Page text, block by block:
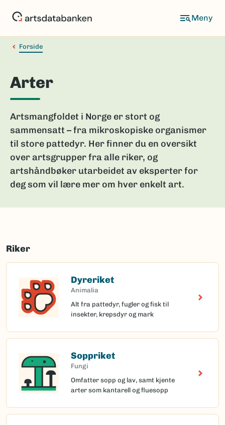
Forside
Arter
Artsmangfoldet i Norge er stort og
sammensatt – fra mikroskopiske organismer
til store pattedyr. Her finner du en oversikt
over artsgrupper fra alle riker, og
artshåndbøker utarbeidet av eksperter for
deg som vil lære mer om hver enkelt art.
Riker
Dyreriket
Animalia
Alt fra pattedyr, fugler og fisk til
insekter, krepsdyr og mark
Soppriket
Fungi
Omfatter sopp og lav, samt kjente
arter som kantarell og fluesopp